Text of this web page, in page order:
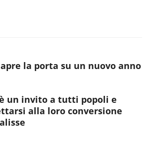
la porta su un nuovo anno
un invito a tutti popoli e
alla loro conversione